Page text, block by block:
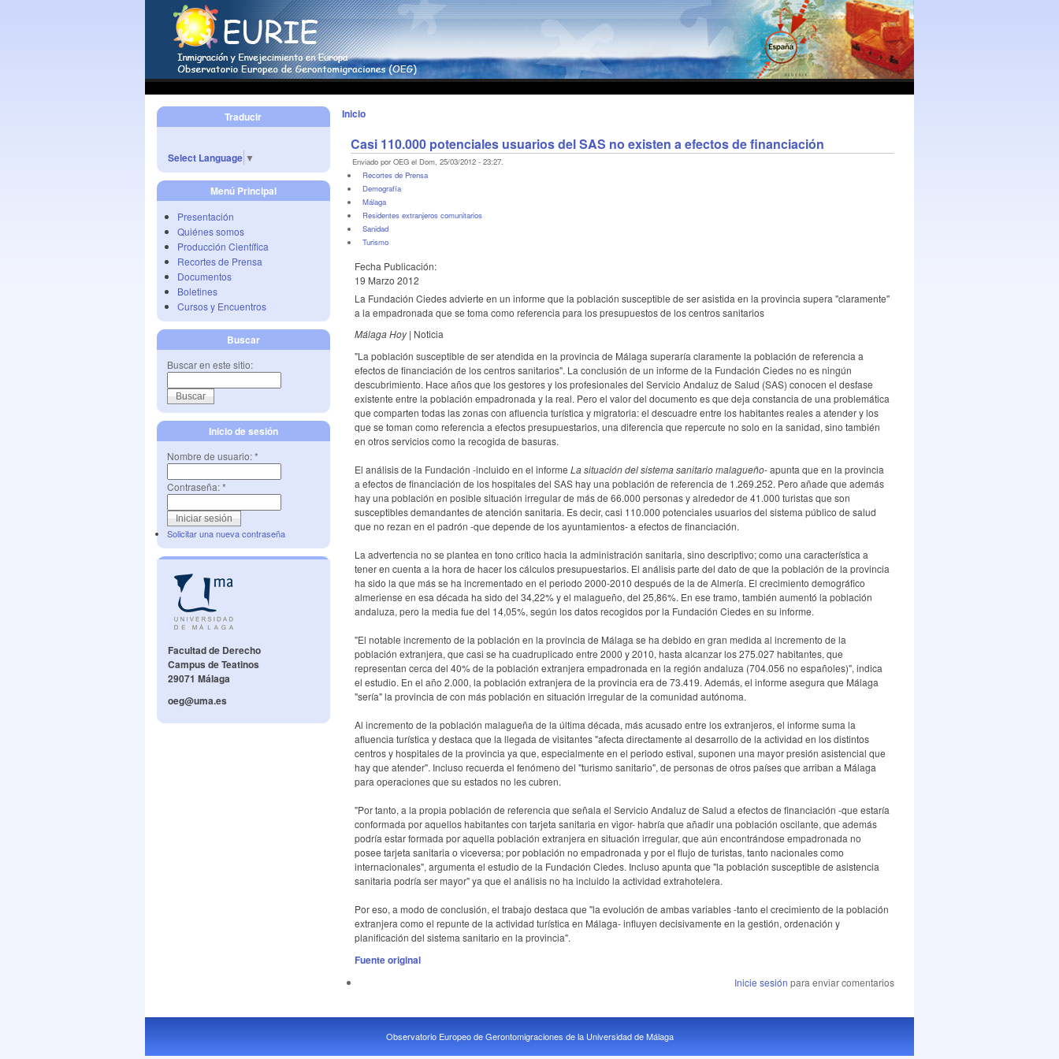
Traducir
Select Language ▼
Menú Principal
Presentación
Quiénes somos
Producción Científica
Recortes de Prensa
Documentos
Boletines
Cursos y Encuentros
Buscar
Buscar en este sitio:
Inicio de sesión
Nombre de usuario:*
Contraseña:*
Solicitar una nueva contraseña
Facultad de Derecho
Campus de Teatinos
29071 Málaga
oeg@uma.es
Inicio
Casi 110.000 potenciales usuarios del SAS no existen a efectos de financiación
Enviado por OEG el Dom, 25/03/2012 - 23:27.
Recortes de Prensa
Demografí­a
Málaga
Residentes extranjeros comunitarios
Sanidad
Turismo
Fecha Publicación:
19 Marzo 2012
La Fundación Ciedes advierte en un informe que la población susceptible de ser asistida en la provincia supera "claramente"
a la empadronada que se toma como referencia para los presupuestos de los centros sanitarios
Málaga Hoy | Noticia
"La población susceptible de ser atendida en la provincia de Málaga superaría claramente la población de referencia a
efectos de financiación de los centros sanitarios". La conclusión de un informe de la Fundación Ciedes no es ningún
descubrimiento. Hace años que los gestores y los profesionales del Servicio Andaluz de Salud (SAS) conocen el desfase
existente entre la población empadronada y la real. Pero el valor del documento es que deja constancia de una problemática
que comparten todas las zonas con afluencia turística y migratoria: el descuadre entre los habitantes reales a atender y los
que se toman como referencia a efectos presupuestarios, una diferencia que repercute no solo en la sanidad, sino también
en otros servicios como la recogida de basuras.
El análisis de la Fundación -incluido en el informe La situación del sistema sanitario malagueño- apunta que en la provincia
a efectos de financiación de los hospitales del SAS hay una población de referencia de 1.269.252. Pero añade que además
hay una población en posible situación irregular de más de 66.000 personas y alrededor de 41.000 turistas que son
susceptibles demandantes de atención sanitaria. Es decir, casi 110.000 potenciales usuarios del sistema público de salud
que no rezan en el padrón -que depende de los ayuntamientos- a efectos de financiación.
La advertencia no se plantea en tono crítico hacia la administración sanitaria, sino descriptivo; como una característica a
tener en cuenta a la hora de hacer los cálculos presupuestarios. El análisis parte del dato de que la población de la provincia
ha sido la que más se ha incrementado en el periodo 2000-2010 después de la de Almería. El crecimiento demográfico
almeriense en esa década ha sido del 34,22% y el malagueño, del 25,86%. En ese tramo, también aumentó la población
andaluza, pero la media fue del 14,05%, según los datos recogidos por la Fundación Ciedes en su informe.
"El notable incremento de la población en la provincia de Málaga se ha debido en gran medida al incremento de la
población extranjera, que casi se ha cuadruplicado entre 2000 y 2010, hasta alcanzar los 275.027 habitantes, que
representan cerca del 40% de la población extranjera empadronada en la región andaluza (704.056 no españoles)", indica
el estudio. En el año 2.000, la población extranjera de la provincia era de 73.419. Además, el informe asegura que Málaga
"sería" la provincia de con más población en situación irregular de la comunidad autónoma.
Al incremento de la población malagueña de la última década, más acusado entre los extranjeros, el informe suma la
afluencia turística y destaca que la llegada de visitantes "afecta directamente al desarrollo de la actividad en los distintos
centros y hospitales de la provincia ya que, especialmente en el periodo estival, suponen una mayor presión asistencial que
hay que atender". Incluso recuerda el fenómeno del "turismo sanitario", de personas de otros países que arriban a Málaga
para operaciones que su estados no les cubren.
"Por tanto, a la propia población de referencia que señala el Servicio Andaluz de Salud a efectos de financiación -que estaría
conformada por aquellos habitantes con tarjeta sanitaria en vigor- habría que añadir una población oscilante, que además
podría estar formada por aquella población extranjera en situación irregular, que aún encontrándose empadronada no
posee tarjeta sanitaria o viceversa; por población no empadronada y por el flujo de turistas, tanto nacionales como
internacionales", argumenta el estudio de la Fundación Ciedes. Incluso apunta que "la población susceptible de asistencia
sanitaria podría ser mayor" ya que el análisis no ha incluido la actividad extrahotelera.
Por eso, a modo de conclusión, el trabajo destaca que "la evolución de ambas variables -tanto el crecimiento de la población
extranjera como el repunte de la actividad turística en Málaga- influyen decisivamente en la gestión, ordenación y
planificación del sistema sanitario en la provincia".
Fuente original
Inicie sesión para enviar comentarios
Observatorio Europeo de Gerontomigraciones de la Universidad de Málaga